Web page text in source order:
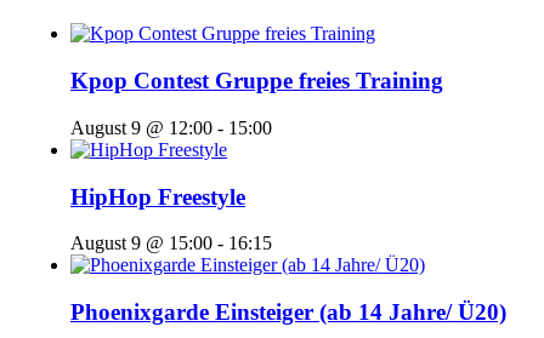
Kpop Contest Gruppe freies Training
August 9 @ 12:00 - 15:00
HipHop Freestyle
August 9 @ 15:00 - 16:15
Phoenixgarde Einsteiger (ab 14 Jahre/ Ü20)